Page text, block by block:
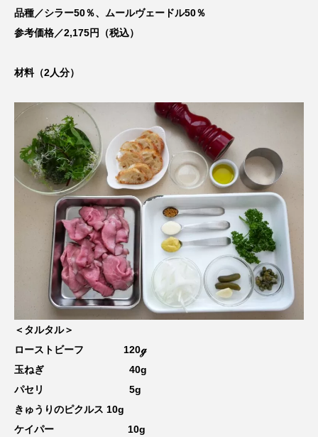
品種／シラー50％、ムールヴェードル50％
参考価格／2,175円（税込）
材料（2人分）
＜タルタル＞
ローストビーフ 120ℊ
玉ねぎ 40g
パセリ 5g
きゅうりのピクルス 10g
ケイパー 10g